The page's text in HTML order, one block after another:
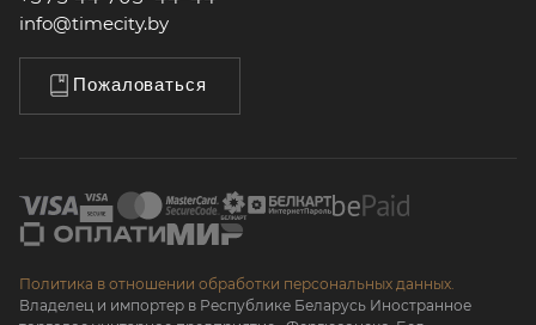
info@timecity.by
Пожаловаться
Политика в отношении обработки персональных данных.
Владелец и импортер в Республике Беларусь Иностранное